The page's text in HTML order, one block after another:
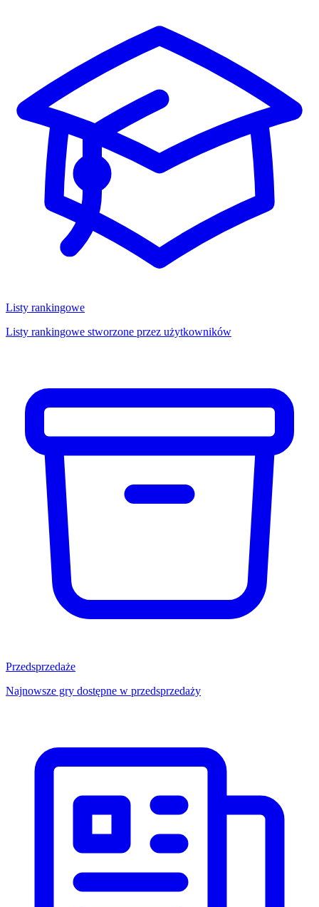
Listy rankingowe
Listy rankingowe stworzone przez użytkowników
Przedsprzedaże
Najnowsze gry dostępne w przedsprzedaży